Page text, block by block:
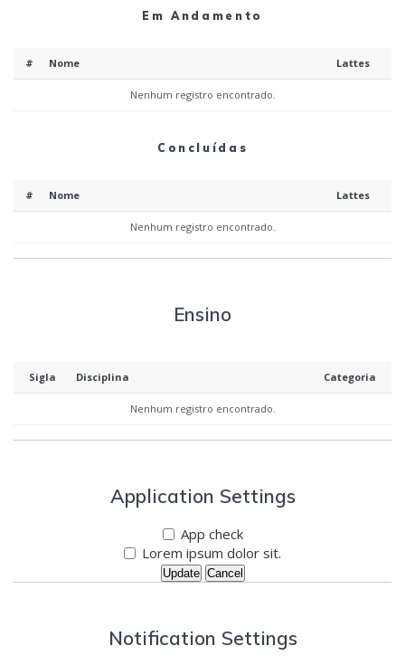
Em Andamento
# Nome Lattes
Nenhum registro encontrado.
Concluídas
# Nome Lattes
Nenhum registro encontrado.
Ensino
Sigla Disciplina Categoria
Nenhum registro encontrado.
Application Settings
App check
Lorem ipsum dolor sit.
Update Cancel
Notification Settings